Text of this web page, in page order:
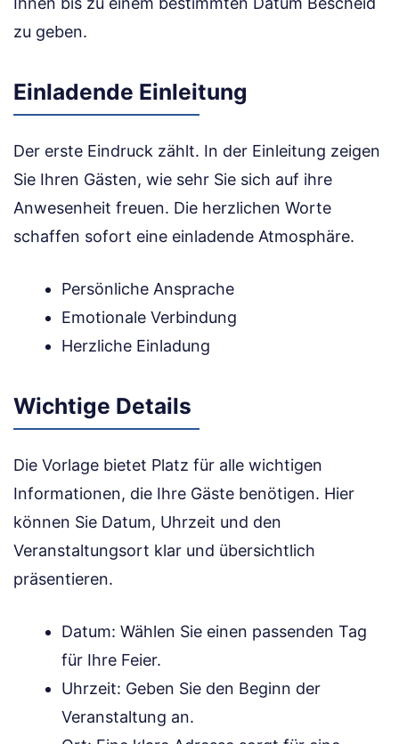
zu geben.
Einladende Einleitung
Der erste Eindruck zählt. In der Einleitung zeigen
Sie Ihren Gästen, wie sehr Sie sich auf ihre
Anwesenheit freuen. Die herzlichen Worte
schaffen sofort eine einladende Atmosphäre.
Persönliche Ansprache
Emotionale Verbindung
Herzliche Einladung
Wichtige Details
Die Vorlage bietet Platz für alle wichtigen
Informationen, die Ihre Gäste benötigen. Hier
können Sie Datum, Uhrzeit und den
Veranstaltungsort klar und übersichtlich
präsentieren.
Datum: Wählen Sie einen passenden Tag
für Ihre Feier.
Uhrzeit: Geben Sie den Beginn der
Veranstaltung an.